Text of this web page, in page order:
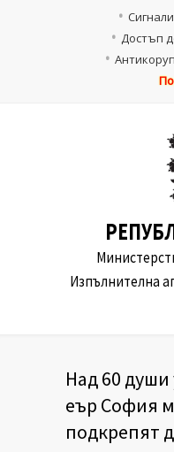
Достъп
Изпълнителна
Над 60 души
еър София
подкрепят